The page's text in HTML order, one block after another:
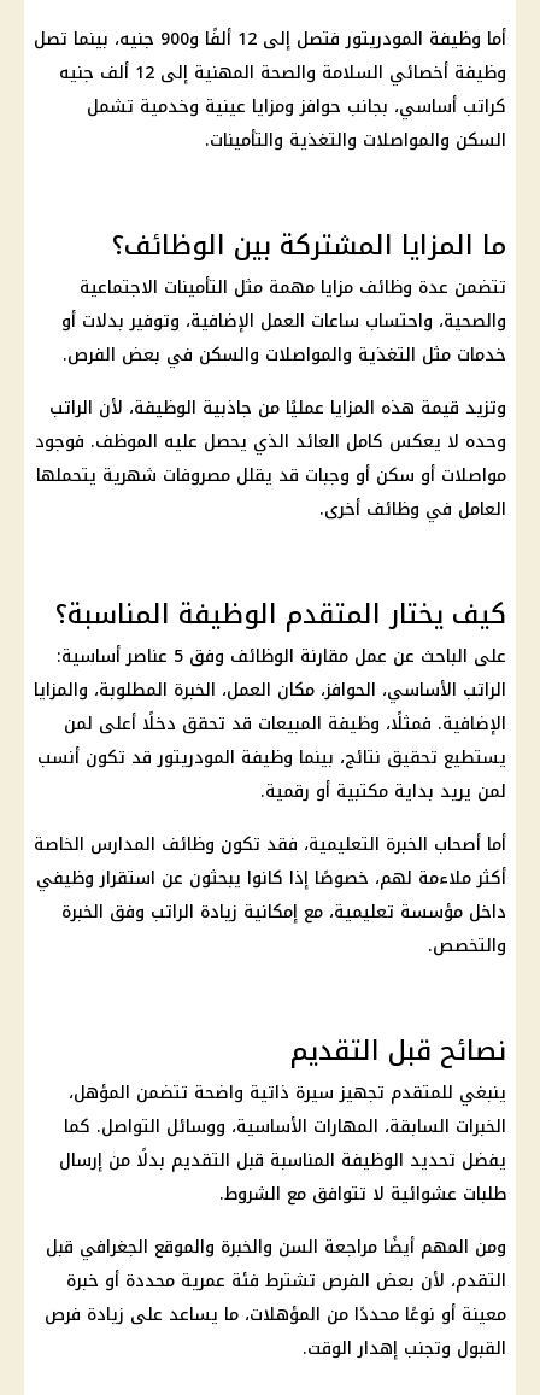
أما وظيفة المودريتور فتصل إلى 12 ألفًا و900 جنيه، بينما تصل
وظيفة أخصائي السلامة والصحة المهنية إلى 12 ألف جنيه
كراتب أساسي، بجانب حوافز ومزايا عينية وخدمية تشمل
السكن والمواصلات والتغذية والتأمينات.
ما المزايا المشتركة بين الوظائف؟
تتضمن عدة وظائف مزايا مهمة مثل التأمينات الاجتماعية
والصحية، واحتساب ساعات العمل الإضافية، وتوفير بدلات أو
خدمات مثل التغذية والمواصلات والسكن في بعض الفرص.
وتزيد قيمة هذه المزايا عمليًا من جاذبية الوظيفة، لأن الراتب
وحده لا يعكس كامل العائد الذي يحصل عليه الموظف. فوجود
مواصلات أو سكن أو وجبات قد يقلل مصروفات شهرية يتحملها
العامل في وظائف أخرى.
كيف يختار المتقدم الوظيفة المناسبة؟
على الباحث عن عمل مقارنة الوظائف وفق 5 عناصر أساسية:
الراتب الأساسي، الحوافز، مكان العمل، الخبرة المطلوبة، والمزايا
الإضافية. فمثلًا، وظيفة المبيعات قد تحقق دخلًا أعلى لمن
يستطيع تحقيق نتائج، بينما وظيفة المودريتور قد تكون أنسب
لمن يريد بداية مكتبية أو رقمية.
أما أصحاب الخبرة التعليمية، فقد تكون وظائف المدارس الخاصة
أكثر ملاءمة لهم، خصوصًا إذا كانوا يبحثون عن استقرار وظيفي
داخل مؤسسة تعليمية، مع إمكانية زيادة الراتب وفق الخبرة
والتخصص.
نصائح قبل التقديم
ينبغي للمتقدم تجهيز سيرة ذاتية واضحة تتضمن المؤهل،
الخبرات السابقة، المهارات الأساسية، ووسائل التواصل. كما
يفضل تحديد الوظيفة المناسبة قبل التقديم بدلًا من إرسال
طلبات عشوائية لا تتوافق مع الشروط.
ومن المهم أيضًا مراجعة السن والخبرة والموقع الجغرافي قبل
التقدم، لأن بعض الفرص تشترط فئة عمرية محددة أو خبرة
معينة أو نوعًا محددًا من المؤهلات، ما يساعد على زيادة فرص
القبول وتجنب إهدار الوقت.